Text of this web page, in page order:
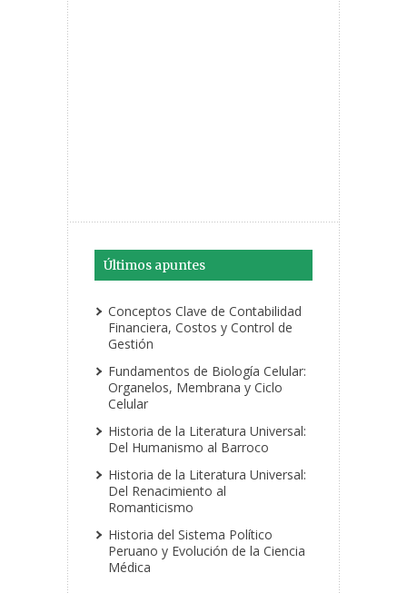
Últimos apuntes
Conceptos Clave de Contabilidad
Financiera, Costos y Control de
Gestión
Fundamentos de Biología Celular:
Organelos, Membrana y Ciclo
Celular
Historia de la Literatura Universal:
Del Humanismo al Barroco
Historia de la Literatura Universal:
Del Renacimiento al
Romanticismo
Historia del Sistema Político
Peruano y Evolución de la Ciencia
Médica